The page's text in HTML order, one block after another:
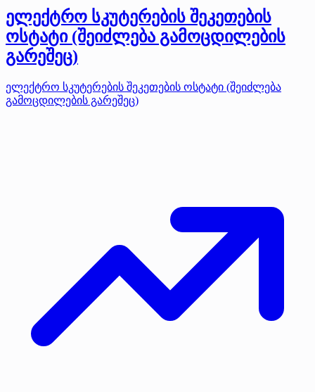
ელექტრო სკუტერების შეკეთების
ოსტატი (შეიძლება გამოცდილების
გარეშეც)
ელექტრო სკუტერების შეკეთების ოსტატი (შეიძლება
გამოცდილების გარეშეც)